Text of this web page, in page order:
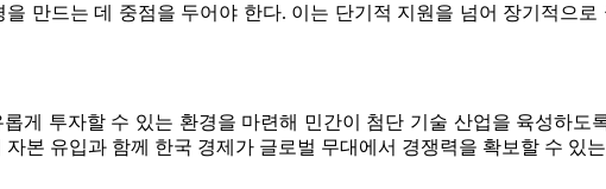
만드는 데 중점을 두어야 한다. 이는 단기적 지원을 넘어 장기적으
게 투자할 수 있는 환경을 마련해 민간이 첨단 기술 산업을 육성하도
본 유입과 함께 한국 경제가 글로벌 무대에서 경쟁력을 확보할 수 있